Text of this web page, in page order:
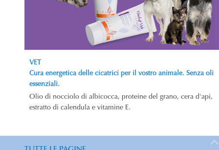
VET
Cura energetica delle cicatrici per il vostro animale. Senza oli
essenziali.
Olio di nocciolo di albicocca, proteine del grano, cera d'api,
estratto di calendula e vitamine E.